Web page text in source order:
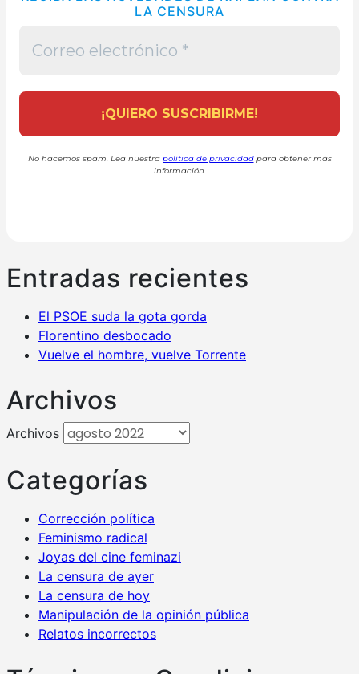
LA CENSURA
No hacemos spam. Lea nuestra política de privacidadpara obtener más
información.
Entradas recientes
El PSOE suda la gota gorda
Florentino desbocado
Vuelve el hombre, vuelve Torrente
Archivos
Archivos
Categorías
Corrección política
Feminismo radical
Joyas del cine feminazi
La censura de ayer
La censura de hoy
Manipulación de la opinión pública
Relatos incorrectos